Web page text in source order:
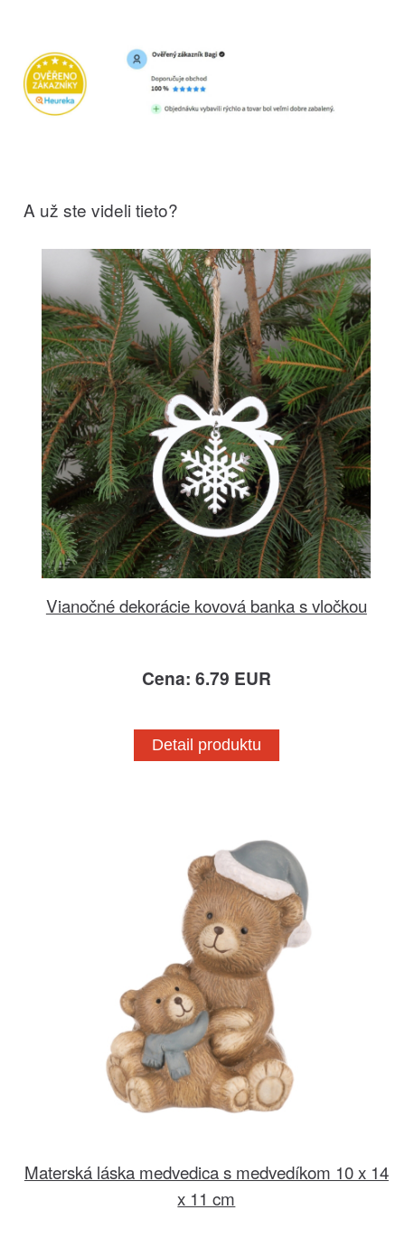
A už ste videli tieto?
Vianočné dekorácie kovová banka s vločkou
Cena: 6.79 EUR
Detail produktu
Materská láska medvedica s medvedíkom 10 x 14
x 11 cm